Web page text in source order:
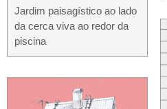
Jardim paisagístico ao lado
da cerca viva ao redor da
piscina